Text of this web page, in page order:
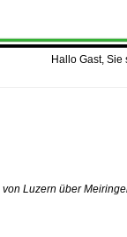
Hallo Gast,
Luzern über